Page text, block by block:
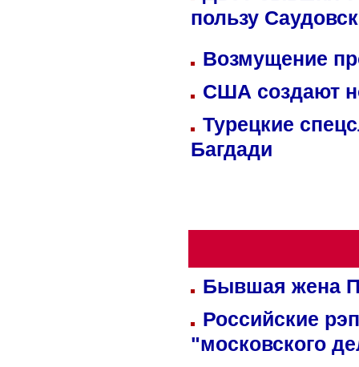
пользу
Возмущение
США создают
Турецкие
Багдади
Бывшая жена
Российские
"московского